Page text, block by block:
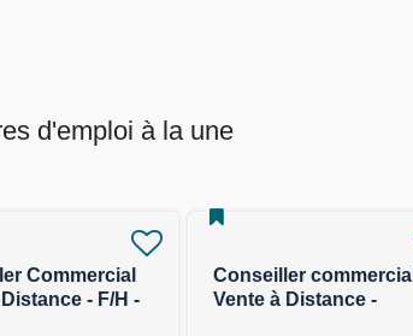
d'emploi à la une
Commercial
- F/H -
Conseiller commercial
Vente à Distance -